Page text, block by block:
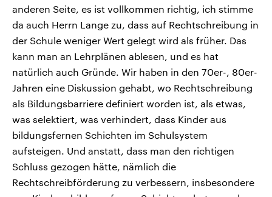
anderen Seite, es ist vollkommen richtig, ich stimme
da auch Herrn Lange zu, dass auf Rechtschreibung in
der Schule weniger Wert gelegt wird als früher. Das
kann man an Lehrplänen ablesen, und es hat
natürlich auch Gründe. Wir haben in den 70er-, 80er-
Jahren eine Diskussion gehabt, wo Rechtschreibung
als Bildungsbarriere definiert worden ist, als etwas,
was selektiert, was verhindert, dass Kinder aus
bildungsfernen Schichten im Schulsystem
aufsteigen. Und anstatt, dass man den richtigen
Schluss gezogen hätte, nämlich die
Rechtschreibförderung zu verbessern, insbesondere